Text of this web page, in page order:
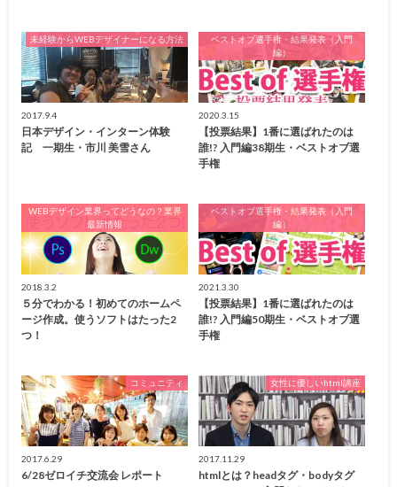
未経験からWEBデザイナーになる方法
2017.9.4
日本デザイン・インターン体験
記 一期生・市川 美雪さん
ベストオブ選手権・結果発表（入門
編）
2020.3.15
【投票結果】1番に選ばれたのは
誰!? 入門編38期生・ベストオブ選
手権
WEBデザイン業界ってどうなの？業界
最新情報
2018.3.2
５分でわかる！初めてのホームペ
ージ作成。使うソフトはたった2
つ！
ベストオブ選手権・結果発表（入門
編）
2021.3.30
【投票結果】1番に選ばれたのは
誰!? 入門編50期生・ベストオブ選
手権
コミュニティ
2017.6.29
6/28ゼロイチ交流会 レポート
女性に優しいhtml講座
2017.11.29
htmlとは？headタグ・bodyタグ